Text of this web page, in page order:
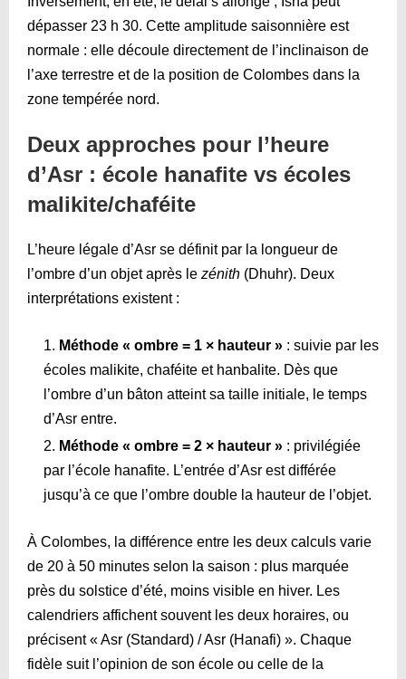
dépasser 23 h 30. Cette amplitude saisonnière est
normale : elle découle directement de l’inclinaison de
l’axe terrestre et de la position de Colombes dans la
zone tempérée nord.
Deux approches pour l’heure
d’Asr : école hanafite vs écoles
malikite/chaféite
L’heure légale d’Asr se définit par la longueur de
l’ombre d’un objet après le zénith (Dhuhr). Deux
interprétations existent :
Méthode « ombre = 1 × hauteur » : suivie par les
écoles malikite, chaféite et hanbalite. Dès que
l’ombre d’un bâton atteint sa taille initiale, le temps
d’Asr entre.
Méthode « ombre = 2 × hauteur » : privilégiée
par l’école hanafite. L’entrée d’Asr est différée
jusqu’à ce que l’ombre double la hauteur de l’objet.
À Colombes, la différence entre les deux calculs varie
de 20 à 50 minutes selon la saison : plus marquée
près du solstice d’été, moins visible en hiver. Les
calendriers affichent souvent les deux horaires, ou
précisent « Asr (Standard) / Asr (Hanafi) ». Chaque
fidèle suit l’opinion de son école ou celle de la